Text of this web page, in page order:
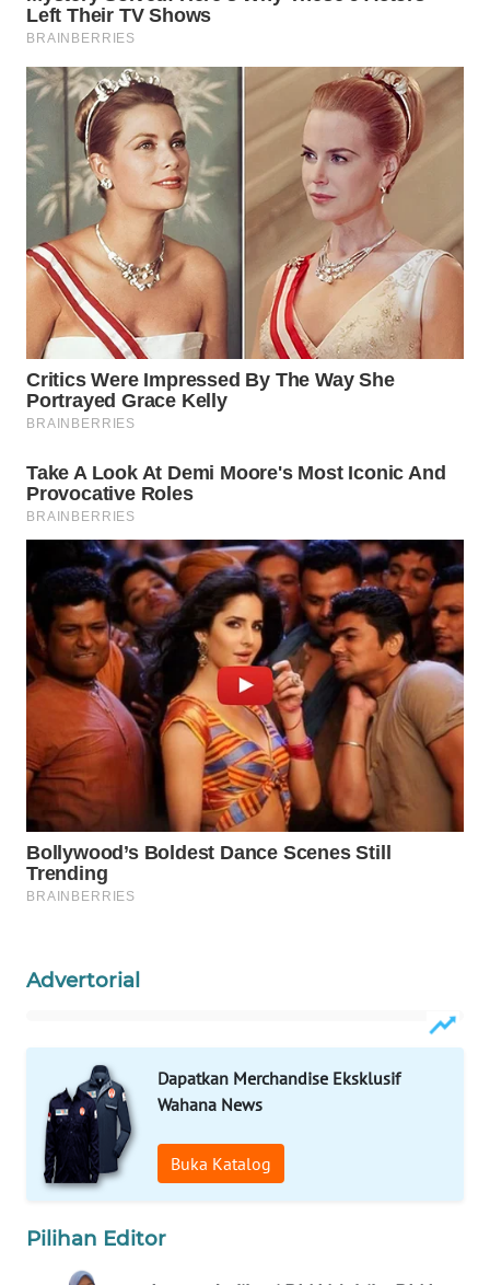
Advertorial
Dapatkan Merchandise Eksklusif
Wahana News
Buka Katalog
Pilihan Editor
BORNEO
Wahana
Media
WAHANA
NEWS
WAHANA
TANI
WAHANA
ADVOKAT
WAHANA
INFRASTRUKTUR
WAHANA
KONSUMEN
WAHANA
LISTRIK
WAHANA
TRAVEL
WAHANA
TV
WAHANANEWS
ID
WAHANANEWS
WAHANANEWS
NET
WAHANA
SPORT
WAHANA
UMKM
SELEB